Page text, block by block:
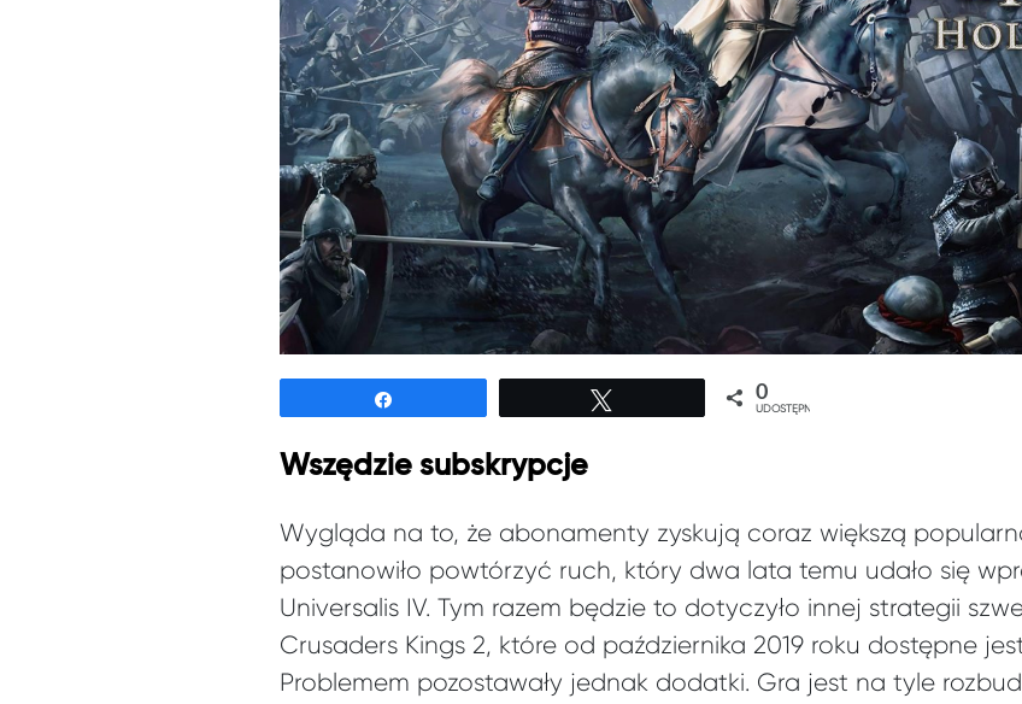
0
UDOSTĘPNIEŃ
Wszędzie subskrypcje
Wygląda na to, że abonamenty zyskują coraz większą
postanowiło powtórzyć ruch, który dwa lata temu udało się
Universalis IV. Tym razem będzie to dotyczyło innej strategii
Crusaders Kings 2, które od października 2019 roku dostępne
Problemem pozostawały jednak dodatki. Gra jest na tyle